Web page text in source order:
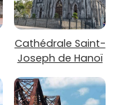
Cathédrale Saint-
Joseph de Hanoï